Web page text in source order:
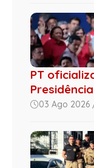
PT
Presidência
03 Ago 2026